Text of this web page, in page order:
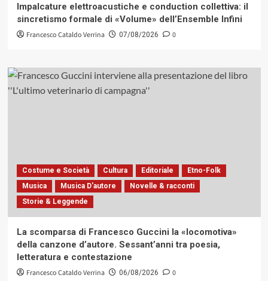
Impalcature elettroacustiche e conduction collettiva: il
sincretismo formale di «Volume» dell’Ensemble Infini
Francesco Cataldo Verrina 07/08/2026 0
Costume e Società Cultura Editoriale
Etno-Folk
Musica
Musica D'autore
Novelle & racconti
Storie & Leggende
La scomparsa di Francesco Guccini la «locomotiva»
della canzone d’autore. Sessant’anni tra poesia,
letteratura e contestazione
Francesco Cataldo Verrina 06/08/2026 0